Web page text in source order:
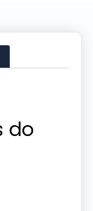
do